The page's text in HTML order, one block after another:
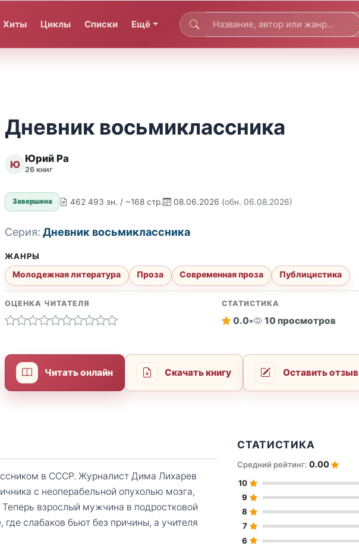
Хиты Циклы Списки Ещё
Дневник восьмиклассника
Ю Юрий Ра
26 книг
Завершена 462 493 зн. / ~168 стр. 08.06.2026 (обн. 06.08.2026)
Серия: Дневник восьмиклассника
ЖАНРЫ
Молодежная литература Проза Современная проза Публицистика
ОЦЕНКА ЧИТАТЕЛЯ СТАТИСТИКА
0.0• 10 просмотров
Читать онлайн Скачать книгу Оставить отзыв
в СССР. Журналист Дима Лихарев
с неоперабельной опухолью мозга,
Теперь взрослый мужчина в подростковой
слабаков бьют без причины, а учителя
СТАТИСТИКА
Средний рейтинг:0.00
10
9
8
7
6